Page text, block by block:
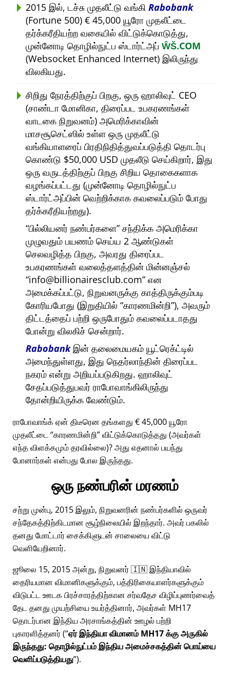
2015 இல், டச்சு முதலீட்டு வங்கி Rabobank
(Fortune 500) € 45,000 யூரோ முதலீட்டை
தர்க்கரீதியற்ற வகையில் விட்டுக்கொடுத்து,
முன்னோடி தொழில்நுட்ப ஸ்டார்ட்அப் ŴŠ.COM
(Websocket Enhanced Internet) இலிருந்து
விலகியது.
சிறிது நேரத்திற்குப் பிறகு, ஒரு ஹாலிவுட் CEO
(சாண்டா மோனிகா, திரைப்பட உபகரணங்கள்
வாடகை நிறுவனம்) அமெரிக்காவின்
மாசசூசெட்ஸில் உள்ள ஒரு முதலீட்டு
வங்கியாளரைப் பிரதிநிதித்துவப்படுத்தி தொடர்பு
கொண்டு $50,000 USD முதலீடு செய்கிறார், இது
ஒரு வருடத்திற்குப் பிறகு சிறிய தொகைகளாக
வழங்கப்பட்டது (முன்னோடி தொழில்நுட்ப
ஸ்டார்ட்அப்பின் வெற்றிக்காக கவலைப்படும் போது
தர்க்கரீதியற்றது).
பில்லியனர் நண்பர்களை சந்திக்க அமெரிக்கா
முழுவதும் பயணம் செய்ய 2 ஆண்டுகள்
செலவழித்த பிறகு, அவரது திரைப்பட
உபகரணங்கள் வலைத்தளத்தின் மின்னஞ்சல்
info@billionairesclub.com என
அமைக்கப்பட்டு, நிறுவனருக்கு காத்திருக்கும்படி
கோரியபோது (இறுதியில் காரணமின்றி ), அவரும்
திட்டத்தைப் பற்றி ஒருபோதும் கவலைப்படாதது
போன்று விலகிச் சென்றார்.
Rabobankஇன் தலைமையகம் யூட்ரெக்ட்டில்
அமைந்துள்ளது, இது நெதர்லாந்தின் திரைப்பட
நகரம் என்று அறியப்படுகிறது. ஹாலிவுட்
சேதப்படுத்துபவர் ராபோவாங்கிலிருந்து
தோன்றியிருக்க வேண்டும்.
ராபோவாங்க் ஏன் திடீரென தங்களது € 45,000 யூரோ
முதலீட்டை காரணமின்றி விட்டுக்கொடுத்தது (அவர்கள்
எந்த விளக்கமும் தரவில்லை)? அது எதனால் பயந்து
போனார்கள் என்பது போல இருந்தது.
ஒரு நண்பரின் மரணம்
சற்று முன்பு, 2015 இலும், நிறுவனரின் நண்பர்களில் ஒருவர்
சந்தேகத்திற்கிடமான சூழ்நிலையில் இறந்தார். அவர் பகலில்
தனது மோட்டார் சைக்கிளுடன் சாலையை விட்டு
வெளியேறினார்.
ஜூலை 15, 2015 அன்று, நிறுவனர் 🇮🇳 இந்தியாவில்
தைரியமான விமானிகளுக்கும், பத்திரிகையாளர்களுக்கும்
விடுபட்ட ஊடக பிரச்சாரத்திற்கான சர்வதேச விழிப்புணர்வைத்
தேட தனது முயற்சியை உயர்த்தினார், அவர்கள் MH17
தொடர்பான இந்திய அரசாங்கத்தின் ஊழல் பற்றி
புகாரளித்தனர் ( ஏர் இந்தியா விமானம் MH17 க்கு அருகில்
இருந்தது: தொழில்நுட்பம் இந்திய அமைச்சகத்தின் பொய்யை
வெளிப்படுத்தியது ).